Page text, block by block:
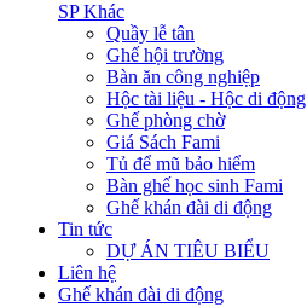
SP Khác
Quầy lễ tân
Ghế hội trường
Bàn ăn công nghiệp
Hộc tài liệu - Hộc di động
Ghế phòng chờ
Giá Sách Fami
Tủ để mũ bảo hiểm
Bàn ghế học sinh Fami
Ghế khán đài di động
Tin tức
DỰ ÁN TIÊU BIỂU
Liên hệ
Ghế khán đài di động